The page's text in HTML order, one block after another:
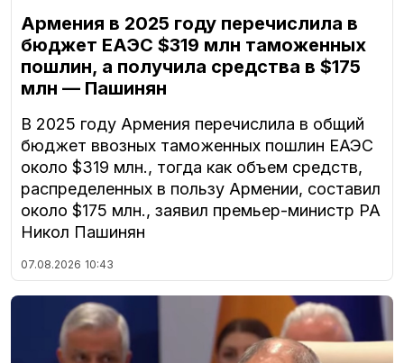
Армения в 2025 году перечислила в
бюджет ЕАЭС $319 млн таможенных
пошлин, а получила средства в $175
млн — Пашинян
В 2025 году Армения перечислила в общий
бюджет ввозных таможенных пошлин ЕАЭС
около $319 млн., тогда как объем средств,
распределенных в пользу Армении, составил
около $175 млн., заявил премьер-министр РА
Никол Пашинян
07.08.2026 10:43